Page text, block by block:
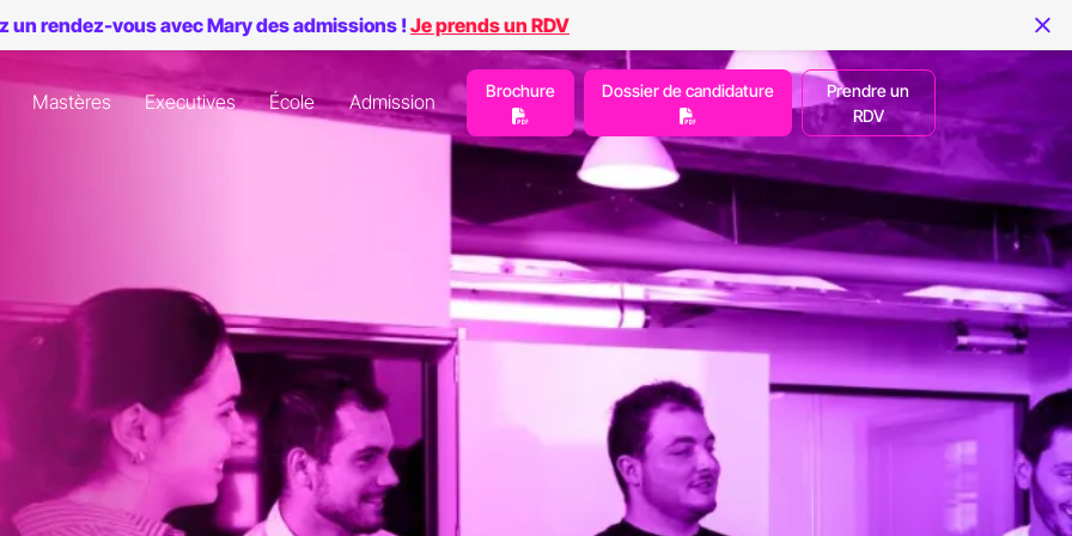
un rendez-vous avec Mary des admissions !Je prends un RDV
Mastères Executives École Admission Brochure Dossier de candidature
Prendre un
RDV